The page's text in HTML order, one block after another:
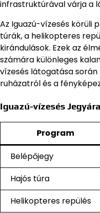
infrastruktúrával várja a
Az Iguazú-vízesés körüli
túrák, a helikopteres
kirándulások. Ezek az
számára különleges
vízesés látogatása
ruházatról és a
Iguazú-vízesés
Program
Belépőjegy
Hajós túra
Helikopteres repülés